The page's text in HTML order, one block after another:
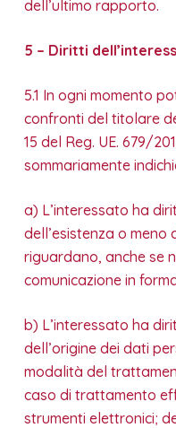
dell’ultimo rapporto.
5 – Diritti
5.1 In ogni momento
confronti del titolare
15 del Reg. UE. 679/
sommariamente
a) L’interessato ha
dell’esistenza o meno
riguardano, anche se
comunicazione in
b) L’interessato ha
dell’origine dei dati
modalità del
caso di trattamento
strumenti elettronici;